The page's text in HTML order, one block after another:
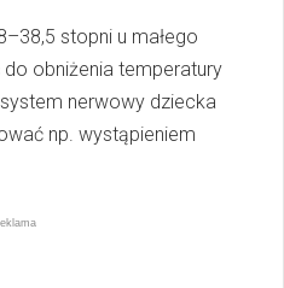
stopni u małego
obniżenia temperatury
nerwowy dziecka
np. wystąpieniem